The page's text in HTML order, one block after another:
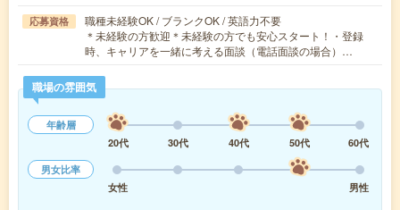
応募資格
職種未経験OK / ブランクOK / 英語力不要
＊未経験の方歓迎＊未経験の方でも安心スタート！・登録
時、キャリアを一緒に考える面談（電話面談の場合）…
職場の雰囲気
年齢層
20代
30代 40代 50代
60代
男女比率
女性
男性